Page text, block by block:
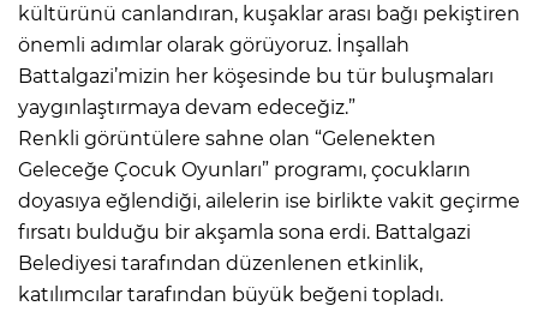
kültürünü canlandıran, kuşaklar arası bağı pekiştiren
önemli adımlar olarak görüyoruz. İnşallah
Battalgazi’mizin her köşesinde bu tür buluşmaları
yaygınlaştırmaya devam edeceğiz.”
Renkli görüntülere sahne olan “Gelenekten
Geleceğe Çocuk Oyunları” programı, çocukların
doyasıya eğlendiği, ailelerin ise birlikte vakit geçirme
fırsatı bulduğu bir akşamla sona erdi. Battalgazi
Belediyesi tarafından düzenlenen etkinlik,
katılımcılar tarafından büyük beğeni topladı.